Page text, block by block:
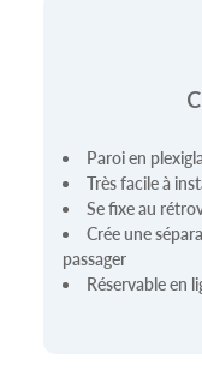
Paroi en
Très facile à
Se fixe au
Crée une
passager
Réservable en